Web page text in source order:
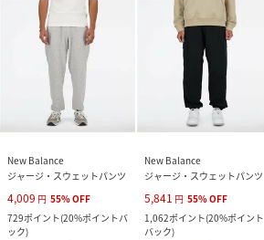
New Balance
ジャージ・スウェットパンツ
4,009 円 55%OFF
729ポイント(20%ポイントバ
ック)
New Balance
ジャージ・スウェットパンツ
5,841 円 55%OFF
1,062ポイント(20%ポイント
バック)